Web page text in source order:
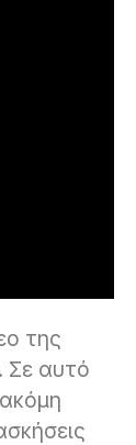
της
Σε αυτό